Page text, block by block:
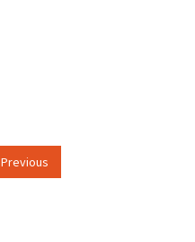
Previous